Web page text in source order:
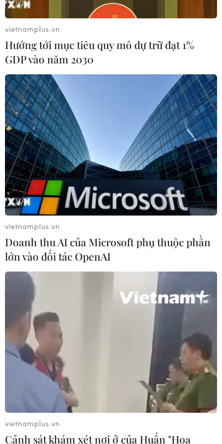
13/12/2022 10:25
Mỹ đóng cửa 55 trang web truyền
trực tiếp trái phép các trận đấu
13/12/2022 07:56
Siêu máy tính dự đoán đội bóng nào
nhiều cơ hội vô địch nhất?
12/12/2022 23:57
Tổng thống E.Macron sẽ đến Qatar
dự khán trận Bán kết Pháp-Maroc
Tổng hợp những pha 'cà khịa' của
các cầu thủ Argentina với Hà Lan
World Cup 2022: Sư tử tiên tri dự
đoán kết quả về trận Anh-Pháp
10/12/2022 03:46
World Cup: Thành Manchester được
ca ngợi là “thủ đô” bóng đá thế giới
10/12/2022 02:25
vietnamplus.vn
Hướng tới mục tiêu quy mô dự trữ đạt 1%
GDP vào năm 2030
vietnamplus.vn
Doanh thu AI của Microsoft phụ thuộc phần
lớn vào đối tác OpenAI
vietnamplus.vn
Cảnh sát khám xét nơi ở của Huấn "Hoa